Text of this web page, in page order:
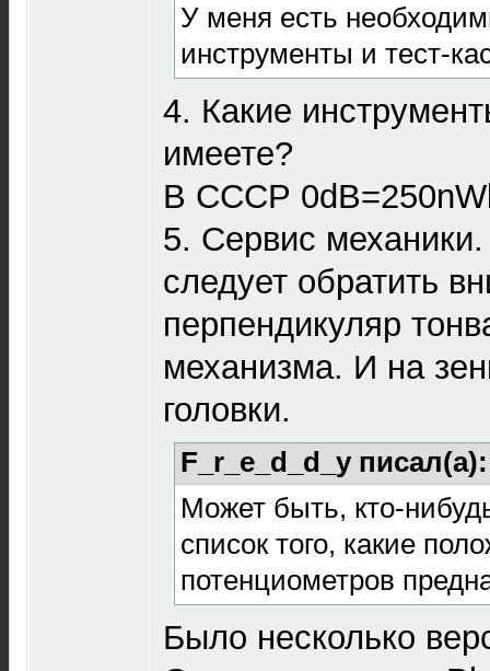
У меня есть
инструменты и тест-
4. Какие
имеете?
В СССР
5. Сервис
следует обратить
перпендикуляр
механизма. И на
головки.
F_r_e_d_d_y
Может быть, кто-
список того, какие
потенциометров
Было несколько